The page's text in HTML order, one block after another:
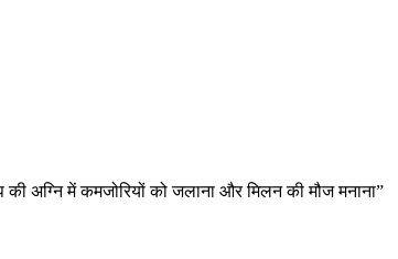
की अग्नि में कमजोरियों को जलाना और मिलन की मौज मनाना”